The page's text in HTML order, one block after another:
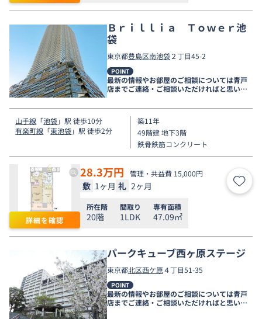
Ｂｒｉｌｌｉａ Ｔｏｗｅｒ池
袋
東京都豊島区南池袋２丁目45-2
POINT
最新の情報やお部屋のご相談については青戸
店までご連絡・ご相談いただければと思いま
す。
山手線 「池袋」駅 徒歩10分
有楽町線 「東池袋」駅 徒歩2分
築11年
49階建 地下3階
鉄骨鉄筋コンクリート
詳細を確認
28.3万円 管理・共益費 15,000円
敷 1ヶ月 礼 2ヶ月 お気
所在階
20階
間取り
1LDK
専有面積
47.09㎡
パークキューブ西ヶ原ステージ
東京都北区西ケ原４丁目51-35
POINT
最新の情報やお部屋のご相談については青戸
店までご連絡・ご相談いただければと思いま
す。